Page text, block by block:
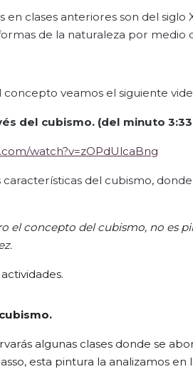
en clases anteriores son del
de la naturaleza por
veamos el siguiente
del cubismo. (del minuto
watch?v=zOPdUlcaBng
del cubismo, donde
el concepto del cubismo, no es
ctividades.
.
ás algunas clases donde se
esta pintura la analizamos en